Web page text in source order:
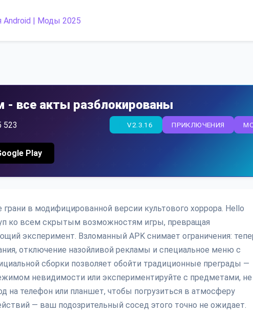
- все акты разблокированы
523 ПРИКЛЮЧЕНИЯ
V2.3.16
Play
в модифицированной версии культового хоррора. Hello
ко всем скрытым возможностям игры, превращая
эксперимент. Взломанный APK снимает ограничения:
отключение назойливой рекламы и специальное меню с
сборки позволяет обойти традиционные преграды —
невидимости или экспериментируйте с предметами, не
на телефон или планшет, чтобы погрузиться в атмосферу
— ваш подозрительный сосед этого точно не ожидает.